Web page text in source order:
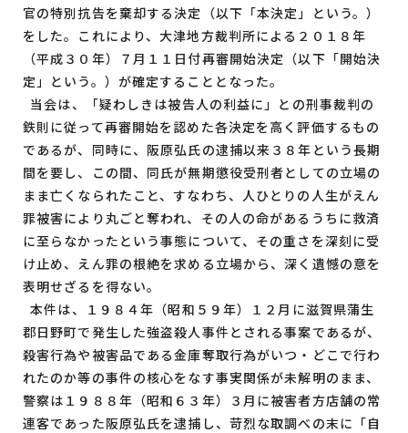
官の特別抗告を棄却する決定（以下「本決定」という。）
をした。これにより、大津地方裁判所による２０１８年
（平成３０年）７月１１日付再審開始決定（以下「開始決
定」という。）が確定することとなった。
当会は、「疑わしきは被告人の利益に」との刑事裁判の
鉄則に従って再審開始を認めた各決定を高く評価するもの
であるが、同時に、阪原弘氏の逮捕以来３８年という長期
間を要し、この間、同氏が無期懲役受刑者としての立場の
まま亡くなられたこと、すなわち、人ひとりの人生がえん
罪被害により丸ごと奪われ、その人の命があるうちに救済
に至らなかったという事態について、その重さを深刻に受
け止め、えん罪の根絶を求める立場から、深く遺憾の意を
表明せざるを得ない。
本件は、１９８４年（昭和５９年）１２月に滋賀県蒲生
郡日野町で発生した強盗殺人事件とされる事案であるが、
殺害行為や被害品である金庫奪取行為がいつ・どこで行わ
れたのか等の事件の核心をなす事実関係が未解明のまま、
警察は１９８８年（昭和６３年）３月に被害者方店舗の常
連客であった阪原弘氏を逮捕し、苛烈な取調べの末に「自